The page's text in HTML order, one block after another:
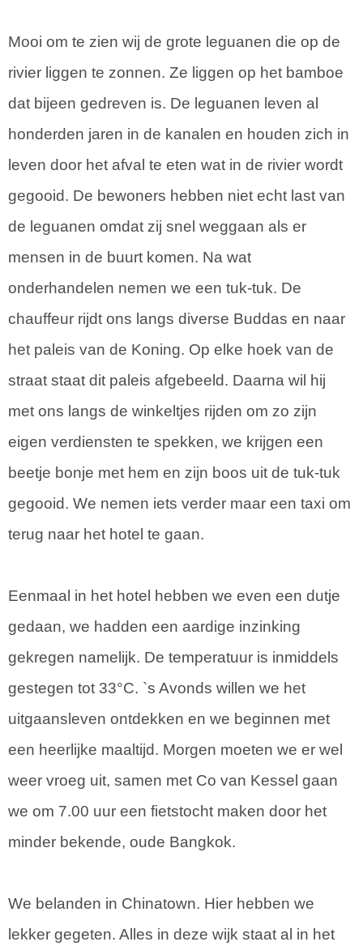
Mooi om te zien wij de grote leguanen die op de
rivier liggen te zonnen. Ze liggen op het bamboe
dat bijeen gedreven is. De leguanen leven al
honderden jaren in de kanalen en houden zich in
leven door het afval te eten wat in de rivier wordt
gegooid. De bewoners hebben niet echt last van
de leguanen omdat zij snel weggaan als er
mensen in de buurt komen. Na wat
onderhandelen nemen we een tuk-tuk. De
chauffeur rijdt ons langs diverse Buddas en naar
het paleis van de Koning. Op elke hoek van de
straat staat dit paleis afgebeeld. Daarna wil hij
met ons langs de winkeltjes rijden om zo zijn
eigen verdiensten te spekken, we krijgen een
beetje bonje met hem en zijn boos uit de tuk-tuk
gegooid. We nemen iets verder maar een taxi om
terug naar het hotel te gaan.
Eenmaal in het hotel hebben we even een dutje
gedaan, we hadden een aardige inzinking
gekregen namelijk. De temperatuur is inmiddels
gestegen tot 33°C. `s Avonds willen we het
uitgaansleven ontdekken en we beginnen met
een heerlijke maaltijd. Morgen moeten we er wel
weer vroeg uit, samen met Co van Kessel gaan
we om 7.00 uur een fietstocht maken door het
minder bekende, oude Bangkok.
We belanden in Chinatown. Hier hebben we
lekker gegeten. Alles in deze wijk staat al in het